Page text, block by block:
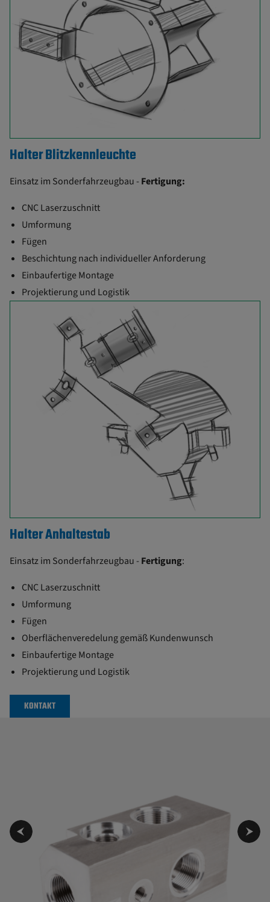
Halter Blitzkennleuchte
Einsatz im Sonderfahrzeugbau - Fertigung:
CNC Laserzuschnitt
Umformung
Fügen
Beschichtung nach individueller Anforderung
Einbaufertige Montage
Projektierung und Logistik
Halter Anhaltestab
Einsatz im Sonderfahrzeugbau - Fertigung:
CNC Laserzuschnitt
Umformung
Fügen
Oberflächenveredelung gemäß Kundenwunsch
Einbaufertige Montage
Projektierung und Logistik
KONTAKT